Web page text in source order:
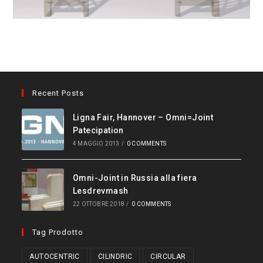
Recent Posts
Ligna Fair, Hannover – Omni=Joint
Patecipation
4 MAGGIO 2013 / 0 COMMENTS
Omni-Joint in Russia alla fiera
Lesdrevmash
22 OTTOBRE 2018 / 0 COMMENTS
Tag Prodotto
AUTOCENTRIC CILINDRIC CIRCULAR